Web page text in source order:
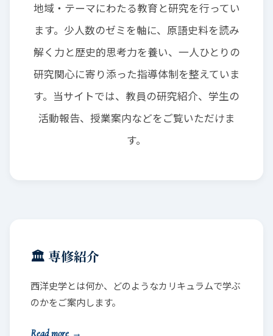
地域・テーマにわたる教育と研究を行ってい
ます。少人数のゼミを軸に、原語史料を読み
解く力と歴史的思考力を養い、一人ひとりの
研究関心に寄り添った指導体制を整えていま
す。当サイトでは、教員の研究紹介、学生の
活動報告、授業案内などをご覧いただけま
す。
🏛️ 専修紹介
西洋史学とは何か、どのようなカリキュラムで学ぶ
のかをご案内します。